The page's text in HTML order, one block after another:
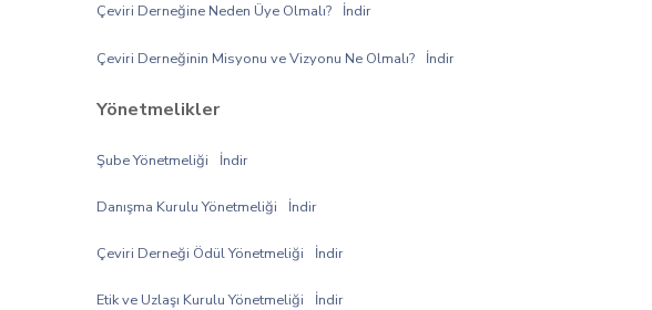
Çeviri Derneğine Neden Üye Olmalı? İndir
Çeviri Derneğinin Misyonu ve Vizyonu Ne Olmalı? İndir
Yönetmelikler
Şube Yönetmeliği İndir
Danışma Kurulu Yönetmeliği İndir
Çeviri Derneği Ödül Yönetmeliği İndir
Etik ve Uzlaşı Kurulu Yönetmeliği İndir